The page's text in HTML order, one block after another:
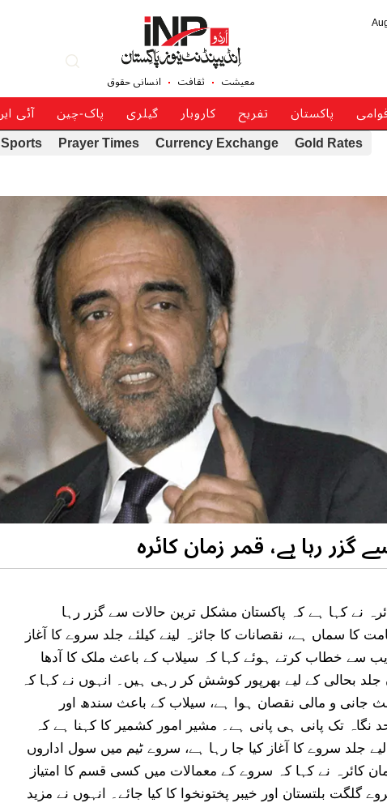
معیشت ثقافت انسانی حقوق
پاکستان تفریح کاروبار گیلری پاک-چین آئی
Gold Rates
Currency Exchange
Prayer Times
Sports
رہا ہے، قمر زمان کائرہ
نے کہا ہے کہ پاکستان مشکل ترین حالات سے گزر رہا
کا سماں ہے، نقصانات کا جائزہ لینے کیلئے جلد سروے کا آغاز
سے خطاب کرتے ہوئے کہا کہ سیلاب کے باعث ملک کا آدھا
بحالی کے لیے بھرپور کوشش کر رہی ہیں۔ انہوں نے کہا کہ
جانی و مالی نقصان ہوا ہے، سیلاب کے باعث سندھ اور
تک پانی ہی پانی ہے۔ مشیر امور کشمیر کا کہنا ہے کہ
جلد سروے کا آغاز کیا جا رہا ہے، سروے ٹیم میں سول اداروں
کائرہ نے کہا کہ سروے کے معمالات میں کسی قسم کا امتیاز
گلگت بلتستان اور خیبر پختونخوا کا کیا جائے۔ انہوں نے مزید